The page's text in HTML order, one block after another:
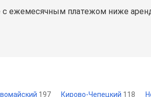
с ежемесячным платежом ниже
197 Кирово-Чепецкий 118